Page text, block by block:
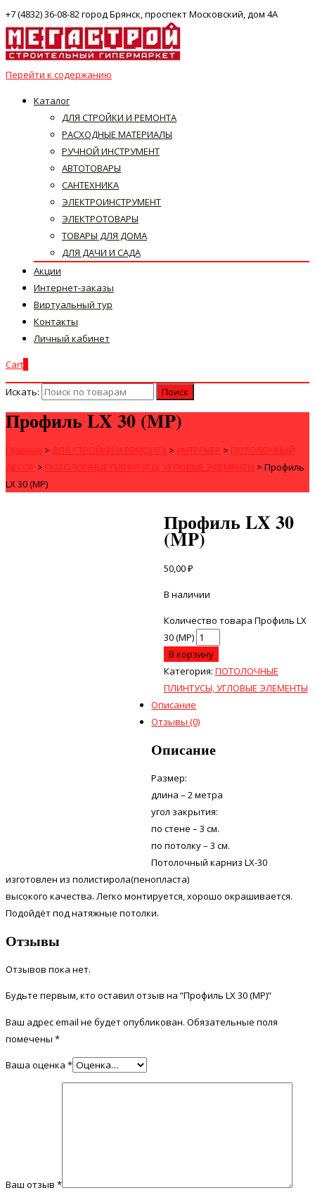
+7 (4832) 36-08-82 город Брянск, проспект Московский, дом 4А
Перейти к содержанию
Каталог
ДЛЯ СТРОЙКИ И РЕМОНТА
РАСХОДНЫЕ МАТЕРИАЛЫ
РУЧНОЙ ИНСТРУМЕНТ
АВТОТОВАРЫ
САНТЕХНИКА
ЭЛЕКТРОИНСТРУМЕНТ
ЭЛЕКТРОТОВАРЫ
ТОВАРЫ ДЛЯ ДОМА
ДЛЯ ДАЧИ И САДА
Акции
Интернет-заказы
Виртуальный тур
Контакты
Личный кабинет
Cart
Искать:
Профиль LX 30 (MP)
Главная > ДЛЯ СТРОЙКИ И РЕМОНТА > ИНТЕРЬЕР > ПОТОЛОЧНЫЙ
ДЕКОР > ПОТОЛОЧНЫЕ ПЛИНТУСЫ, УГЛОВЫЕ ЭЛЕМЕНТЫ > Профиль
LX 30 (MP)
Профиль LX 30
(MP)
50,00₽
В наличии
Количество товара Профиль LX
30 (MP)
В корзину
Категория: ПОТОЛОЧНЫЕ
ПЛИНТУСЫ, УГЛОВЫЕ ЭЛЕМЕНТЫ
Описание
Отзывы (0)
Описание
Размер:
длина – 2 метра
угол закрытия:
по стене – 3 см.
по потолку – 3 см.
Потолочный карниз LX-30
изготовлен из полистирола(пенопласта)
высокого качества. Легко монтируется, хорошо окрашивается.
Подойдёт под натяжные потолки.
Отзывы
Отзывов пока нет.
Будьте первым, кто оставил отзыв на “Профиль LX 30 (MP)”
Ваш адрес email не будет опубликован. Обязательные поля
помечены *
Ваша оценка *
Ваш отзыв *